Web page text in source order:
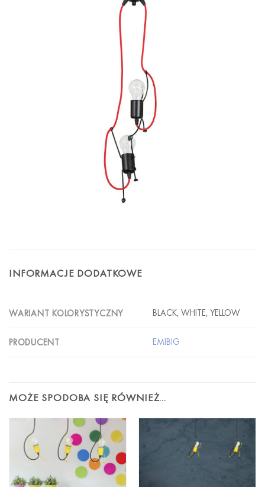
INFORMACJE DODATKOWE
WARIANT KOLORYSTYCZNY BLACK, WHITE, YELLOW
PRODUCENT EMIBIG
MOŻE SPODOBA SIĘ RÓWNIEŻ…